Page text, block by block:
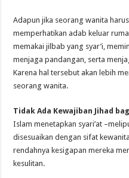
Adapun jika seorang wanita
memperhatikan adab keluar
memakai jilbab yang syar’i,
menjaga pandangan, serta
Karena hal tersebut akan lebih
seorang wanita.
Tidak Ada Kewajiban Jihad
Islam menetapkan syari’at
disesuaikan dengan sifat
rendahnya kesigapan mereka
kesulitan.